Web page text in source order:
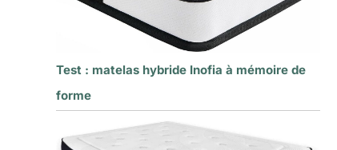
Test : matelas hybride Inofia à mémoire de
forme